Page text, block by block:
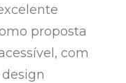
proposta
com